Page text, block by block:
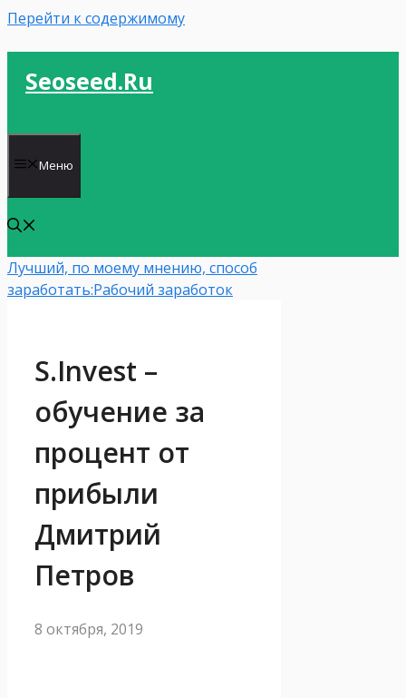
Перейти к содержимому
Seoseed.ru
Меню
Лучший, по моему мнению, способ
заработать:Рабочий заработок
S.Invest –
обучение за
процент от
прибыли
Дмитрий
Петров
8 октября, 2019